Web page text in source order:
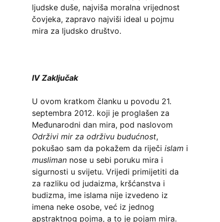
ljudske duše, najviša moralna vrijednost
čovjeka, zapravo najviši ideal u pojmu
mira za ljudsko društvo.
IV Zaključak
U ovom kratkom članku u povodu 21.
septembra 2012. koji je proglašen za
Međunarodni dan mira, pod naslovom
Održivi mir za održivu budućnost,
pokušao sam da pokažem da riječi islam i
musliman nose u sebi poruku mira i
sigurnosti u svijetu. Vrijedi primijetiti da
za razliku od judaizma, kršćanstva i
budizma, ime islama nije izvedeno iz
imena neke osobe, već iz jednog
apstraktnog pojma, a to je pojam mira.